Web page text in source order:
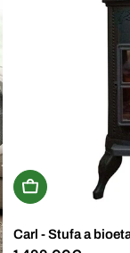
Aggiungi Al
Carl - Stufa a